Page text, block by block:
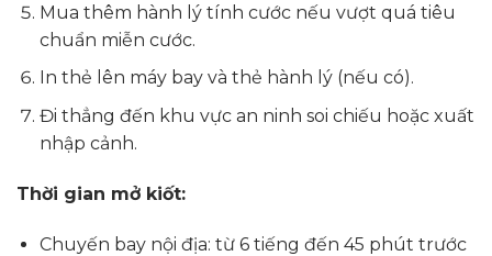
Mua thêm hành lý tính cước nếu vượt quá tiêu
chuẩn miễn cước.
In thẻ lên máy bay và thẻ hành lý (nếu có).
Đi thẳng đến khu vực an ninh soi chiếu hoặc xuất
nhập cảnh.
Thời gian mở kiốt:
Chuyến bay nội địa: từ 6 tiếng đến 45 phút trước